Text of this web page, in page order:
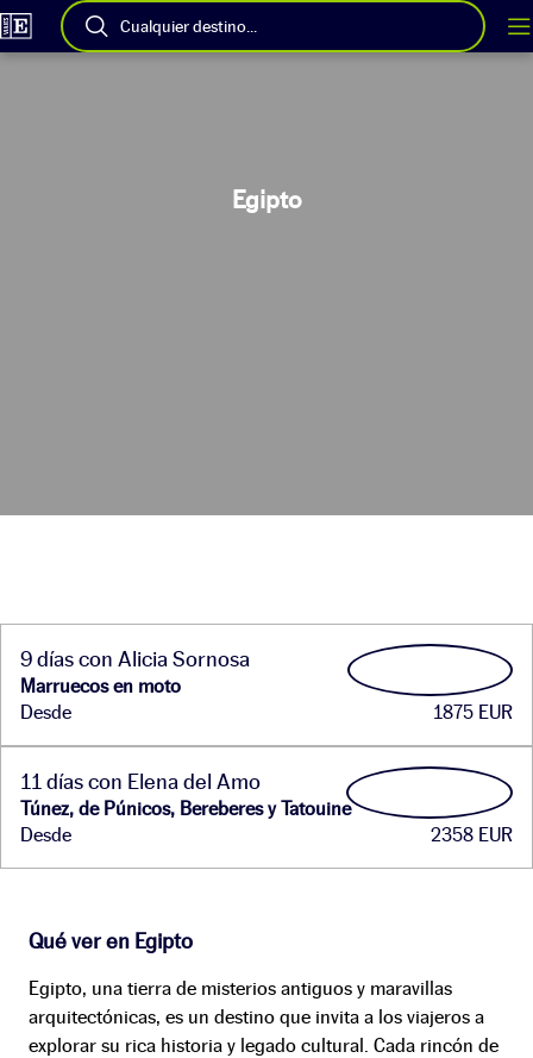
Cualquier destino...
Egipto
Marruecos en moto
9 días con Alicia Sornosa
Desde 1875 EUR
Túnez, de Púnicos, Bereberes y Tatouine
11 días con Elena del Amo
Desde 2358 EUR
Qué ver en Egipto
Egipto, una tierra de misterios antiguos y maravillas
arquitectónicas, es un destino que invita a los viajeros a
explorar su rica historia y legado cultural. Cada rincón de